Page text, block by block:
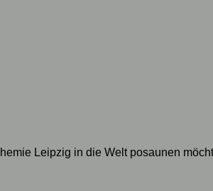
Leipzig in die Welt posaunen